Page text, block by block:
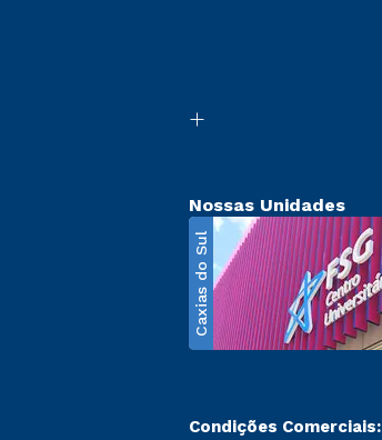
Nossas Unidades
Caxias do Sul
Condições Comerciais: